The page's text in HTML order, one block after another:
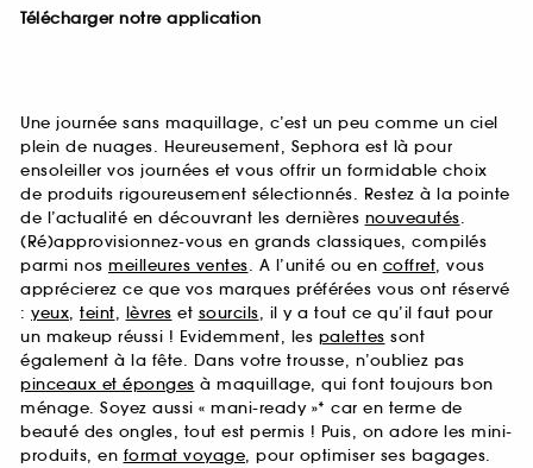
Télécharger notre application
Une journée sans maquillage, c’est un peu comme un ciel
plein de nuages. Heureusement, Sephora est là pour
ensoleiller vos journées et vous offrir un formidable choix
de produits rigoureusement sélectionnés. Restez à la pointe
de l’actualité en découvrant les dernières nouveautés.
(Ré)approvisionnez-vous en grands classiques, compilés
parmi nos meilleures ventes. A l’unité ou en coffret, vous
apprécierez ce que vos marques préférées vous ont réservé
: yeux, teint, lèvres et sourcils, il y a tout ce qu’il faut pour
un makeup réussi ! Evidemment, les palettes sont
également à la fête. Dans votre trousse, n’oubliez pas
pinceaux et éponges à maquillage, qui font toujours bon
ménage. Soyez aussi « mani-ready »* car en terme de
beauté des ongles, tout est permis ! Puis, on adore les mini-
produits, en format voyage, pour optimiser ses bagages.